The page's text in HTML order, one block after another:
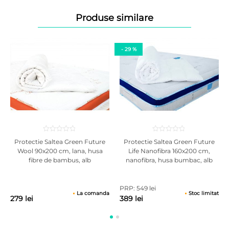
culoarea poate diferi la nuanta fata de produsul vazut pe monitor,
ecranul telefonului.
Produse similare
Protectie Saltea Green Future
Wool 90x200 cm, lana, husa
fibre de bambus, alb
279 lei
La comanda
- 29 %
Protectie Saltea Green Future
Life Nanofibra 160x200 cm,
nanofibra, husa bumbac, alb
PRP: 549 lei
389 lei
Stoc limitat